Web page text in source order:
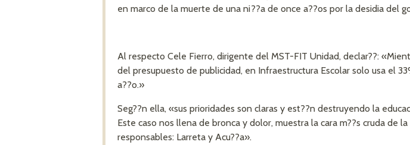
en marco de la muerte de una ni??a de once a??os por la desidia del
Al respecto Cele Fierro, dirigente del MST-FIT Unidad, declar??:
del presupuesto de publicidad, en Infraestructura Escolar solo usa el
a??o.»
Seg??n ella, «sus prioridades son claras y est??n destruyendo la
Este caso nos llena de bronca y dolor, muestra la cara m??s cruda de
responsables: Larreta y Acu??a».